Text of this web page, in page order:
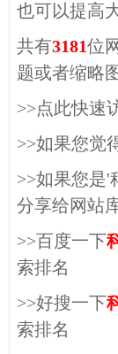
也可以提高
共有3181位
题或者缩略
>>点此快速
>>如果您觉
>>如果您是'
分享给网站
>>百度一下
索排名
>>好搜一下
索排名